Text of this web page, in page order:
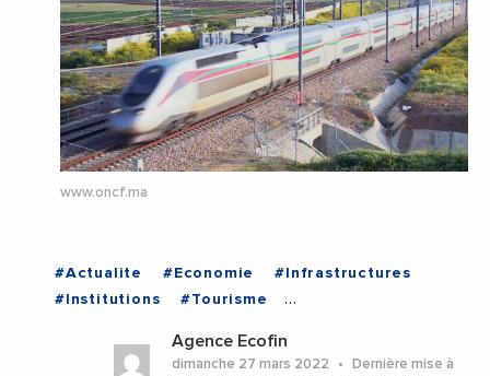
www.oncf.ma
#Actualite #Economie
#Infrastructures
#Institutions
#Tourisme
#EchangesMediterraneens
Agence Ecofin
dimanche 27 mars 2022
Dernière mise à